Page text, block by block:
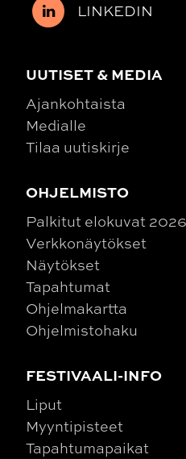
LINKEDIN
UUTISET & MEDIA
Ajankohtaista
Medialle
Tilaa uutiskirje
OHJELMISTO
Palkitut elokuvat 2026
Verkkonäytökset
Näytökset
Tapahtumat
Ohjelmakartta
Ohjelmistohaku
FESTIVAALI-INFO
Liput
Myyntipisteet
Tapahtumapaikat